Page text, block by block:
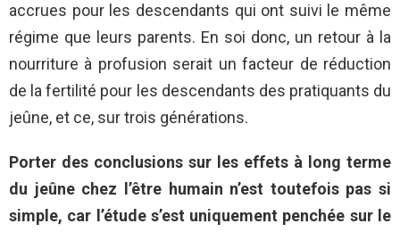
accrues pour les descendants qui ont suivi le même
régime que leurs parents. En soi donc, un retour à la
nourriture à profusion serait un facteur de réduction
de la fertilité pour les descendants des pratiquants du
jeûne, et ce, sur trois générations.
Porter des conclusions sur les effets à long terme
du jeûne chez l’être humain n’est toutefois pas si
simple, car l’étude s’est uniquement penchée sur le